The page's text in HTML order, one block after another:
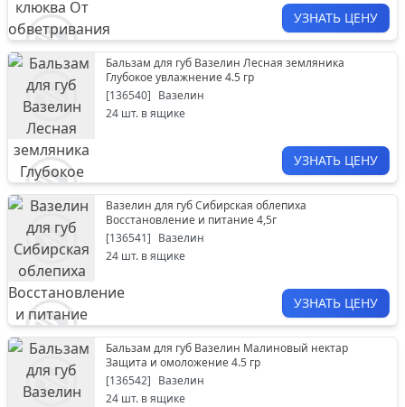
УЗНАТЬ ЦЕНУ
Бальзам для губ Вазелин Лесная земляника
Глубокое увлажнение 4.5 гр
[136540] Вазелин
24 шт. в ящике
УЗНАТЬ ЦЕНУ
Вазелин для губ Сибирская облепиха
Восстановление и питание 4,5г
[136541] Вазелин
24 шт. в ящике
УЗНАТЬ ЦЕНУ
Бальзам для губ Вазелин Малиновый нектар
Защита и омоложение 4.5 гр
[136542] Вазелин
24 шт. в ящике